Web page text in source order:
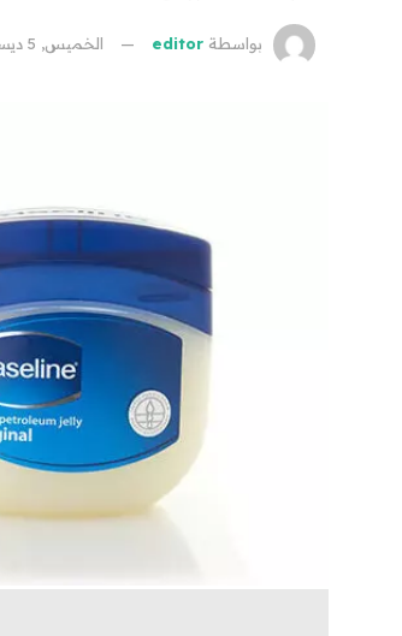
بواسطةeditor الخميس, 5 ديسمبر, 2024